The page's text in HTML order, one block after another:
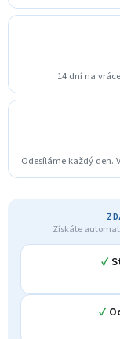
14 dní na
Odesíláme každý den.
Získáte
✓
✓